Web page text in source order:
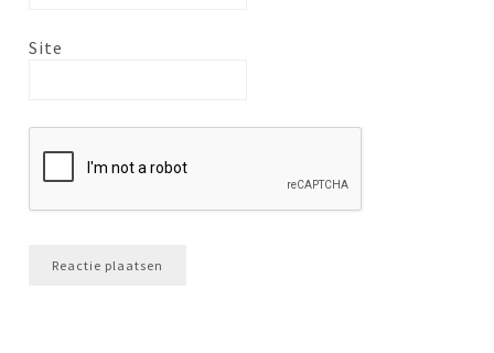
Site